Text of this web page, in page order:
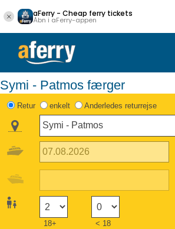
aFerry - Cheap ferry tickets
Åbn i aFerry-appen
Symi - Patmos færger
Retur enkelt Anderledes returrejse
18+ < 18